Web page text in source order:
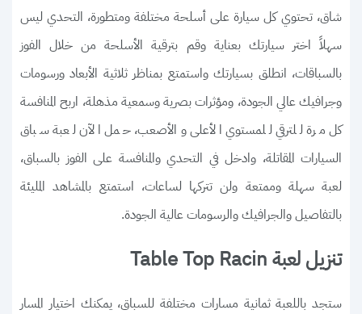
شاق، تحتوي كل سيارة على أسلحة مختلفة ومتطورة، التحدي ليس
سهلاً اختر سيارتك بعناية وقم بترقية الأسلحة من خلال الفوز
بالسباقات، انطلق بسيارتك واستمتع بمناظر ثلاثية الأبعاد ورسومات
وجرافيك عالي الجودة، ومؤثرات بصرية وسمعية مذهلة، اربح المنافسة
كل مرة للترقي للمستوي الأعلى والأصعب، حمل الآن لعبة سباق
السيارات المقاتلة، وادخل في التحدي والمنافسة على الفوز بالسباق،
لعبة سهلة وممتعة ولن تتركها لساعات، استمتع بالمشاهد المليئة
بالتفاصيل والجرافيك والرسومات عالية الجودة.
تنزيل لعبة Table Top Racin
ستجد باللعبة ثمانية مسارات مختلفة للسباق، يمكنك اختيار المسار